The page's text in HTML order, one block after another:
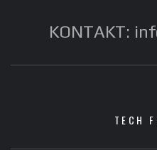
KONTAKT:
TECH